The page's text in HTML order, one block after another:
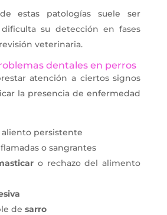
estas patologías suele ser
su detección en fases
veterinaria.
dentales en perros
atención a ciertos signos
la presencia de enfermedad
persistente
o sangrantes
o rechazo del alimento
de sarro